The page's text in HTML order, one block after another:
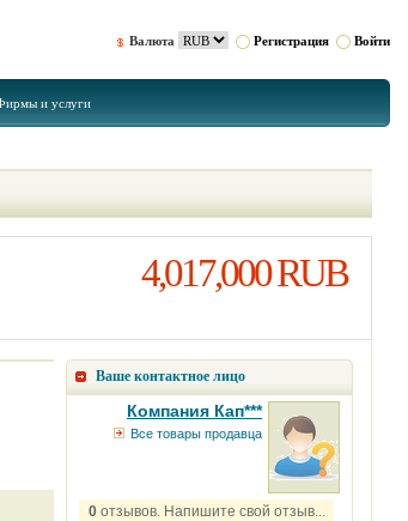
Валюта Регистрация Войти
и услуги
4,017,000 RUB
Ваше контактное лицо
Компания Кап***
Все товары продавца
0отзывов. Напишите свой отзыв...